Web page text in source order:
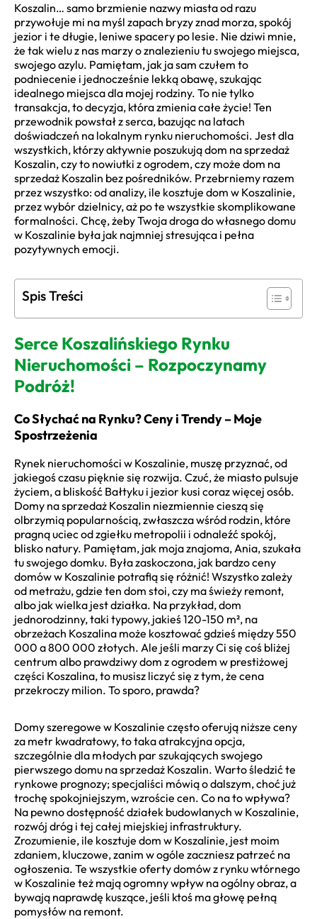
Koszalin… samo brzmienie nazwy miasta od razu
przywołuje mi na myśl zapach bryzy znad morza, spokój
jezior i te długie, leniwe spacery po lesie. Nie dziwi mnie,
że tak wielu z nas marzy o znalezieniu tu swojego miejsca,
swojego azylu. Pamiętam, jak ja sam czułem to
podniecenie i jednocześnie lekką obawę, szukając
idealnego miejsca dla mojej rodziny. To nie tylko
transakcja, to decyzja, która zmienia całe życie! Ten
przewodnik powstał z serca, bazując na latach
doświadczeń na lokalnym rynku nieruchomości. Jest dla
wszystkich, którzy aktywnie poszukują dom na sprzedaż
Koszalin, czy to nowiutki z ogrodem, czy może dom na
sprzedaż Koszalin bez pośredników. Przebrniemy razem
przez wszystko: od analizy, ile kosztuje dom w Koszalinie,
przez wybór dzielnicy, aż po te wszystkie skomplikowane
formalności. Chcę, żeby Twoja droga do własnego domu
w Koszalinie była jak najmniej stresująca i pełna
pozytywnych emocji.
Spis Treści
Serce Koszalińskiego Rynku
Nieruchomości – Rozpoczynamy
Podróż!
Co Słychać na Rynku? Ceny i Trendy – Moje
Spostrzeżenia
Rynek nieruchomości w Koszalinie, muszę przyznać, od
jakiegoś czasu pięknie się rozwija. Czuć, że miasto pulsuje
życiem, a bliskość Bałtyku i jezior kusi coraz więcej osób.
Domy na sprzedaż Koszalin niezmiennie cieszą się
olbrzymią popularnością, zwłaszcza wśród rodzin, które
pragną uciec od zgiełku metropolii i odnaleźć spokój,
blisko natury. Pamiętam, jak moja znajoma, Ania, szukała
tu swojego domku. Była zaskoczona, jak bardzo ceny
domów w Koszalinie potrafią się różnić! Wszystko zależy
od metrażu, gdzie ten dom stoi, czy ma świeży remont,
albo jak wielka jest działka. Na przykład, dom
jednorodzinny, taki typowy, jakieś 120-150 m², na
obrzeżach Koszalina może kosztować gdzieś między 550
000 a 800 000 złotych. Ale jeśli marzy Ci się coś bliżej
centrum albo prawdziwy dom z ogrodem w prestiżowej
części Koszalina, to musisz liczyć się z tym, że cena
przekroczy milion. To sporo, prawda?
Domy szeregowe w Koszalinie często oferują niższe ceny
za metr kwadratowy, to taka atrakcyjna opcja,
szczególnie dla młodych par szukających swojego
pierwszego domu na sprzedaż Koszalin. Warto śledzić te
rynkowe prognozy; specjaliści mówią o dalszym, choć już
trochę spokojniejszym, wzroście cen. Co na to wpływa?
Na pewno dostępność działek budowlanych w Koszalinie,
rozwój dróg i tej całej miejskiej infrastruktury.
Zrozumienie, ile kosztuje dom w Koszalinie, jest moim
zdaniem, kluczowe, zanim w ogóle zaczniesz patrzeć na
ogłoszenia. Te wszystkie oferty domów z rynku wtórnego
w Koszalinie też mają ogromny wpływ na ogólny obraz, a
bywają naprawdę kuszące, jeśli ktoś ma głowę pełną
pomysłów na remont.